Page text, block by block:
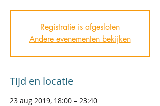
Registratie is afgesloten
Andere evenementen bekijken
Tijd en locatie
23 aug 2019, 18:00 – 23:40